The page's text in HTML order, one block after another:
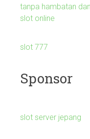
tanpa hambatan
slot online
slot 777
Sponsor
slot server jepang